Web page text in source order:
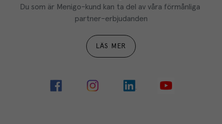
Du som är Menigo-kund kan ta del av våra förmånliga
partner-erbjudanden
LÄS MER